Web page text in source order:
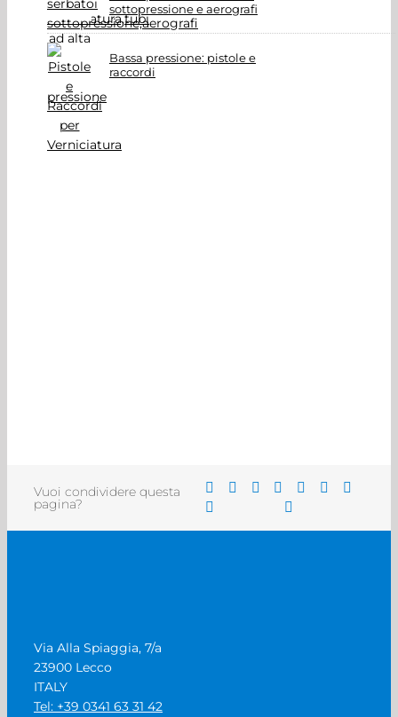
sottopressione e aerografi
Bassa pressione: pistole e
raccordi
Vuoi condividere questa
pagina?
Via Alla Spiaggia, 7/a
23900 Lecco
ITALY
Tel: +39 0341 63 31 42